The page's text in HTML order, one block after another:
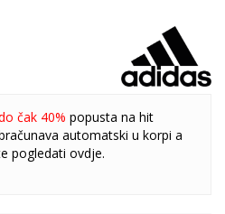
čak 40% popusta na hit
automatski u korpi a
pogledati ovdje.